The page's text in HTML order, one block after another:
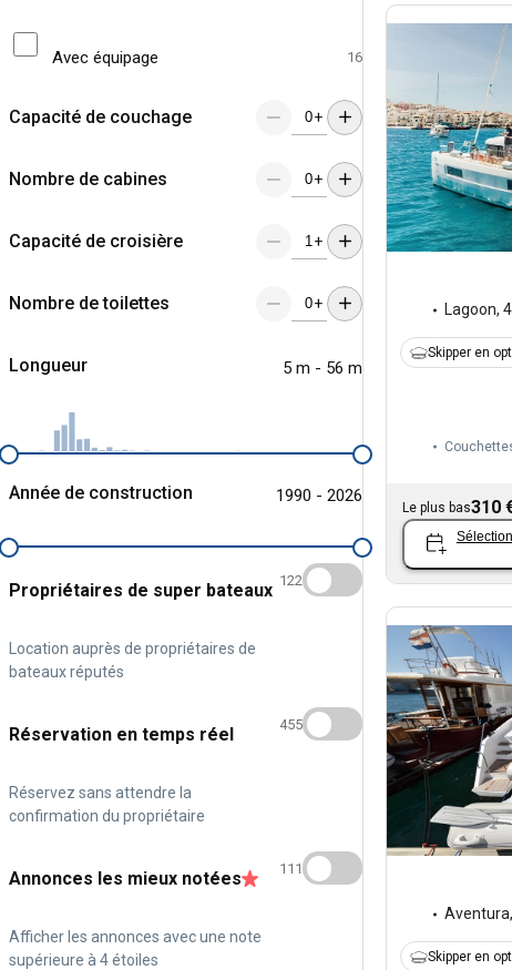
Avec équipage 16
Capacité de couchage +
Nombre de cabines +
Capacité de croisière +
Nombre de toilettes +
Longueur 5 m - 56 m
Année de construction 1990 - 2026
Propriétaires de super bateaux
Location auprès de propriétaires de
bateaux réputés
122
Réservation en temps réel
Réservez sans attendre la
confirmation du propriétaire
455
Annonces les mieux notées
Afficher les annonces avec une note
supérieure à 4 étoiles
111
Lagoon,
Skipper en
Le plus bas310
Aventura,
Skipper en